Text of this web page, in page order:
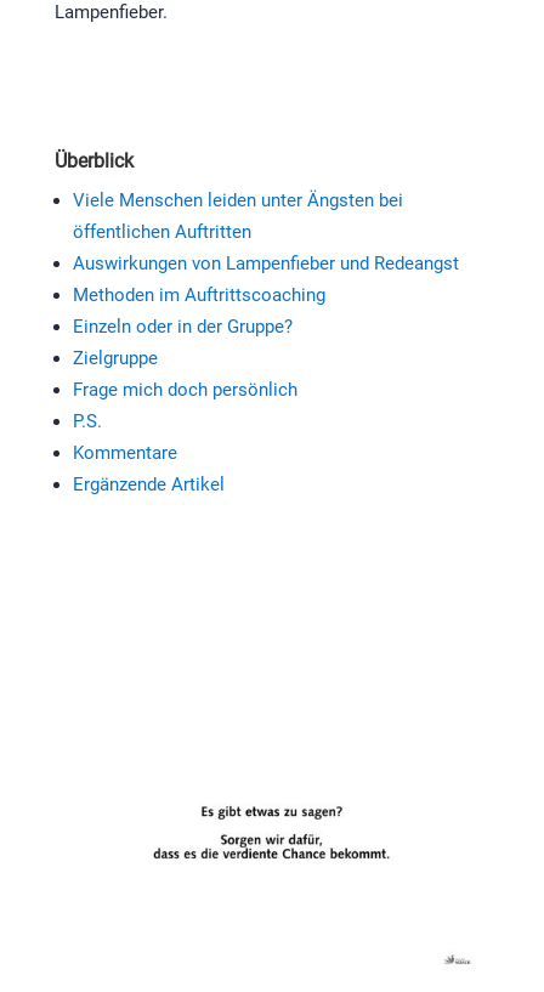
Lampenfieber.
Überblick
Viele Menschen leiden unter Ängsten bei
öffentlichen Auftritten
Auswirkungen von Lampenfieber und Redeangst
Methoden im Auftrittscoaching
Einzeln oder in der Gruppe?
Zielgruppe
Frage mich doch persönlich
P.S.
Kommentare
Ergänzende Artikel